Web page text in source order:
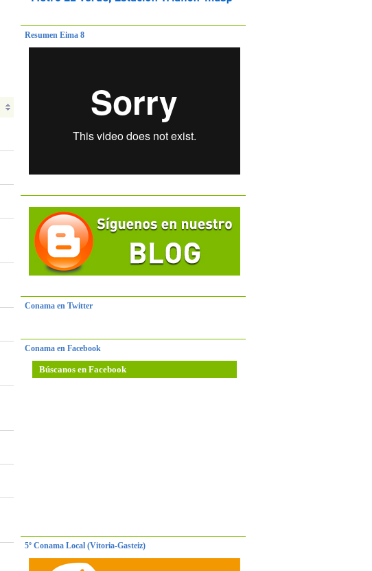
Resumen Eima 8
Conama en Twitter
Conama en Facebook
Búscanos en Facebook
5º Conama Local (Vitoria-Gasteiz)